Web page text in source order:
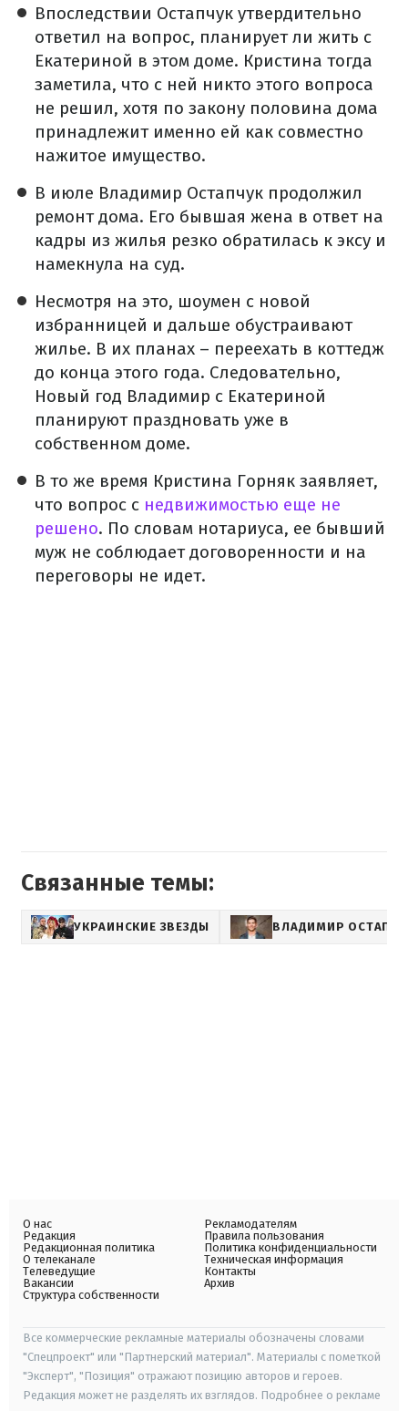
Впоследствии Остапчук утвердительно
ответил на вопрос, планирует ли жить с
Екатериной в этом доме. Кристина тогда
заметила, что с ней никто этого вопроса
не решил, хотя по закону половина дома
принадлежит именно ей как совместно
нажитое имущество.
В июле Владимир Остапчук продолжил
ремонт дома. Его бывшая жена в ответ на
кадры из жилья резко обратилась к эксу и
намекнула на суд.
Несмотря на это, шоумен с новой
избранницей и дальше обустраивают
жилье. В их планах – переехать в коттедж
до конца этого года. Следовательно,
Новый год Владимир с Екатериной
планируют праздновать уже в
собственном доме.
В то же время Кристина Горняк заявляет,
что вопрос с недвижимостью еще не
решено. По словам нотариуса, ее бывший
муж не соблюдает договоренности и на
переговоры не идет.
Связанные темы:
УКРАИНСКИЕ ЗВЕЗДЫ ВЛАДИМИР
О нас
Редакция
Редакционная политика
О телеканале
Телеведущие
Вакансии
Структура собственности
Рекламодателям
Правила пользования
Политика конфиденциальности
Техническая информация
Контакты
Архив
Все коммерческие рекламные материалы обозначены словами
"Спецпроект" или "Партнерский материал". Материалы с пометкой
"Эксперт", "Позиция" отражают позицию авторов и героев.
Редакция может не разделять их взглядов. Подробнее о рекламе